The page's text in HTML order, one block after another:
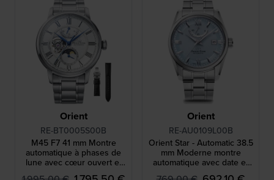
Orient
RE-BT0005S00B
M45 F7 41 mm Montre
automatique à phases de
lune avec cœur ouvert et
réserve de marche
Orient
RE-AU0109L00B
Orient Star - Automatic 38.5
mm Moderne montre
automatique avec date et
indicateur de réserve de